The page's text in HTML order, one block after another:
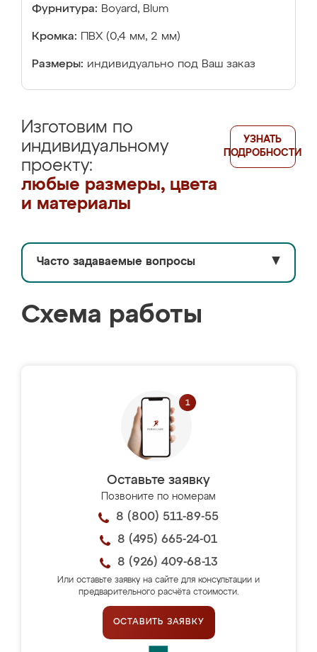
Фурнитура: Boyard, Blum
Кромка: ПВХ (0,4 мм, 2 мм)
Размеры: индивидуально под Ваш заказ
Изготовим по
индивидуальному
проекту:
любые размеры, цвета
и материалы
УЗНАТЬ
ПОДРОБНОСТИ
Часто задаваемые вопросы ▼
Схема работы
Оставьте заявку
Позвоните по номерам
8 (800) 511-89-55
8 (495) 665-24-01
8 (926) 409-68-13
Или оставьте заявку на сайте для консультации и
предварительного расчёта стоимости.
ОСТАВИТЬ ЗАЯВКУ